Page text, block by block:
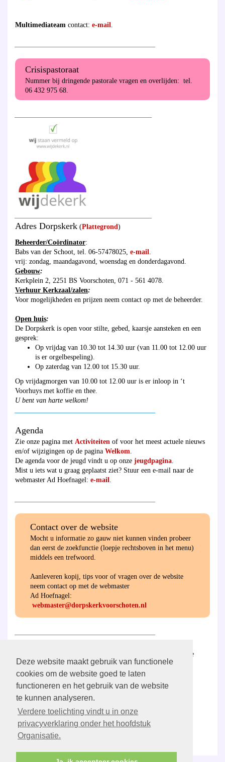
Deze website maakt gebruik van functionele
cookies om de website goed te laten
functioneren en het gebruik van de website
te kunnen analyseren.
Verdere toelichting vindt u in onze
privacyverklaring onder het hoofdstuk
Organisatie.
Multimediateam contact: e-mail
Crisispastoraat
Nummer bij dringende pastorale vragen en overlijden: tel.
06 432 975 68.
Adres Dorpskerk (Plattegrond )
Beheerder/Coördinator:
Babs van der Schoot, tel. 06-57478025, e-mail
vrij: zondag, maandagavond, woensdag en donderdagavond.
Gebouw:
Kerkplein 2, 2251 BS Voorschoten, 071 - 561 4078.
Verhuur Kerkzaal/zalen:
Voor mogelijkheden en prijzen neem contact op met de beheerder.
Open huis:
De Dorpskerk is open voor stilte, gebed, kaarsje aansteken en een
gesprek:
Op vrijdag van 10.30 tot 14.30 uur (van 11.00 tot 12.00 uur
is er orgelbespeling).
Op zaterdag van 12.00 tot 15.30 uur.
Op vrijdagmorgen van 10.00 tot 12.00 uur is er inloop in ‘t
Voorhuys met koffie en thee.
U bent van harte welkom!
Agenda
Zie onze pagina met Activiteiten of voor het meest actuele nieuws
en/of wijzigingen op de pagina Welkom
De agenda voor de jeugd vindt u op onze jeugdpagina
Mist u iets wat u graag geplaatst ziet? Stuur een e-mail naar de
webmaster Ad Hoefnagel: e-mail
Contact over de website
Mocht u informatie zo gauw niet kunnen vinden probeer
dan eerst de zoekfunctie (loepje rechtsboven in het menu)
middels een trefwoord.
Aanleveren kopij, tips voor of vragen over de website
neem contact op met de webmaster
Ad Hoefnagel:
webmaster@dorpskerkvoorschoten.nl
vind u de ANBI-verantwoording van de
gemeente en de diaconie.
________________________________________
Aanmelden/wijzigenPGV Digitaal